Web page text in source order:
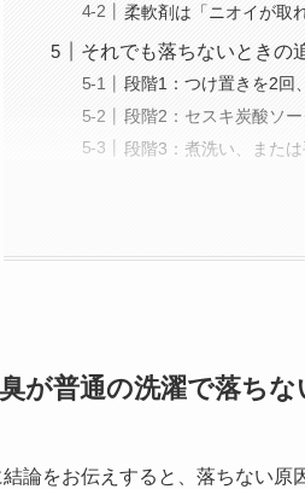
柔軟剤は「ニオイが取
それでも落ちないときの
段階1：つけ置きを2回
段階2：セスキ炭酸ソ
段階3：煮洗い、また
が普通の洗濯で落ち
結論をお伝えすると、落ちない原